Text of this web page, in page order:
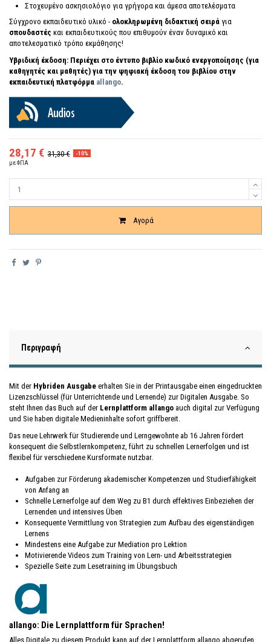
Στοχευμένο ασκησιολόγιο για γρήγορα και άμεσα αποτελέσματα
Σύγχρονο εκπαιδευτικό υλικό - ολοκληρωμένη διδακτική σειρά για
σπουδαστές και εκπαιδευτικούς που επιθυμούν έναν δυναμικό και
αποτελεσματικό τρόπο εκμάθησης!
Υβριδική έκδοση: Περιέχει στο έντυπο βιβλίο κωδικό ενεργοποίησης (για
καθηγητές και μαθητές) για την ψηφιακή έκδοση του βιβλίου στην
εκπαιδευτική πλατφόρμα allango.
28,17 € 31,30 € -10%
με ΦΠΑ
Αγορά
Περιγραφή
Mit der Hybriden Ausgabe erhalten Sie in der Printausgabe einen eingedruckten
Lizenzschlüssel (für Unterrichtende und Lernende) zur Digitalen Ausgabe. So
steht Ihnen das Buch auf der Lernplattform allango auch digital zur Verfügung
und Sie haben digitale Medieninhalte sofort griffbereit.
Das neue Lehrwerk für Studierende und Lerngewohnte ab 16 Jahren fördert
konsequent die Selbstlernkompetenz, führt zu schnellen Lernerfolgen und ist
flexibel für verschiedene Kursformate nutzbar.
Aufgaben zur Förderung akademischer Kompetenzen und Studierfähigkeit
von Anfang an
Schnelle Lernerfolge auf dem Weg zu B1 durch effektives Einbeziehen der
Lernenden und intensives Üben
Konsequente Vermittlung von Strategien zum Aufbau des eigenständigen
Lernens
Mindestens eine Aufgabe zur Mediation pro Lektion
Motivierende Videos zum Training von Lern- und Arbeitsstrategien
Spezielle Seite zum Lesetraining im Übungsbuch
allango: Die Lernplattform für Sprachen!
Alles Digitale zu diesem Produkt kann auf der Lernplattform allango abgerufen